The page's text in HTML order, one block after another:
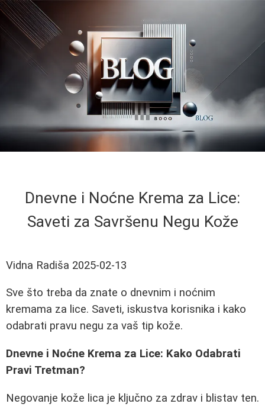
Dnevne i Noćne Krema za Lice:
Saveti za Savršenu Negu Kože
Vidna Radiša 2025-02-13
Sve što treba da znate o dnevnim i noćnim
kremama za lice. Saveti, iskustva korisnika i kako
odabrati pravu negu za vaš tip kože.
Dnevne i Noćne Krema za Lice: Kako Odabrati
Pravi Tretman?
Negovanje kože lica je ključno za zdrav i blistav ten.